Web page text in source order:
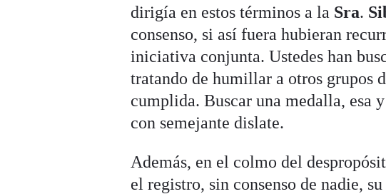
dirigía en estos términos a la Sra.
consenso, si así fuera hubieran
iniciativa conjunta. Ustedes han
tratando de humillar a otros grupos
cumplida. Buscar una medalla, esa
con semejante dislate.
Además, en el colmo del
el registro, sin consenso de nadie,